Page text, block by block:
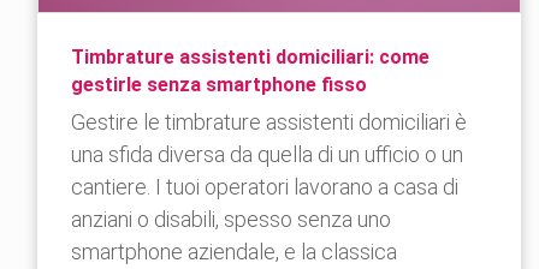
Timbrature assistenti domiciliari: come
gestirle senza smartphone fisso
Gestire le timbrature assistenti domiciliari è
una sfida diversa da quella di un ufficio o un
cantiere. I tuoi operatori lavorano a casa di
anziani o disabili, spesso senza uno
smartphone aziendale, e la classica